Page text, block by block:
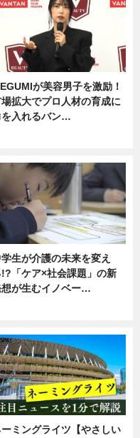
が美容男子を激励！
拡大でプロ人材の育成に
を入れるバン…
生が介護の未来を変え
!?「ケア×社会課題」の新
が生むイノベー…
ミングライツ【やさしい